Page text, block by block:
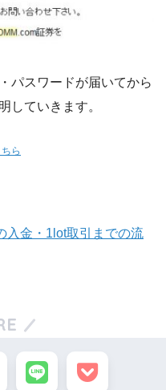
パスワードが届いてから
していきます。
ら
入金・1lot取引までの流